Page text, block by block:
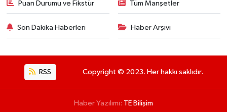
Puan Durumu ve Fikstür Tüm Manşetler
Son Dakika Haberleri Haber Arşivi
RSS Copyright © 2023. Her hakkı saklıdır.
Haber Yazılımı: TE Bilişim